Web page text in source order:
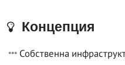
Концепция
Собственна